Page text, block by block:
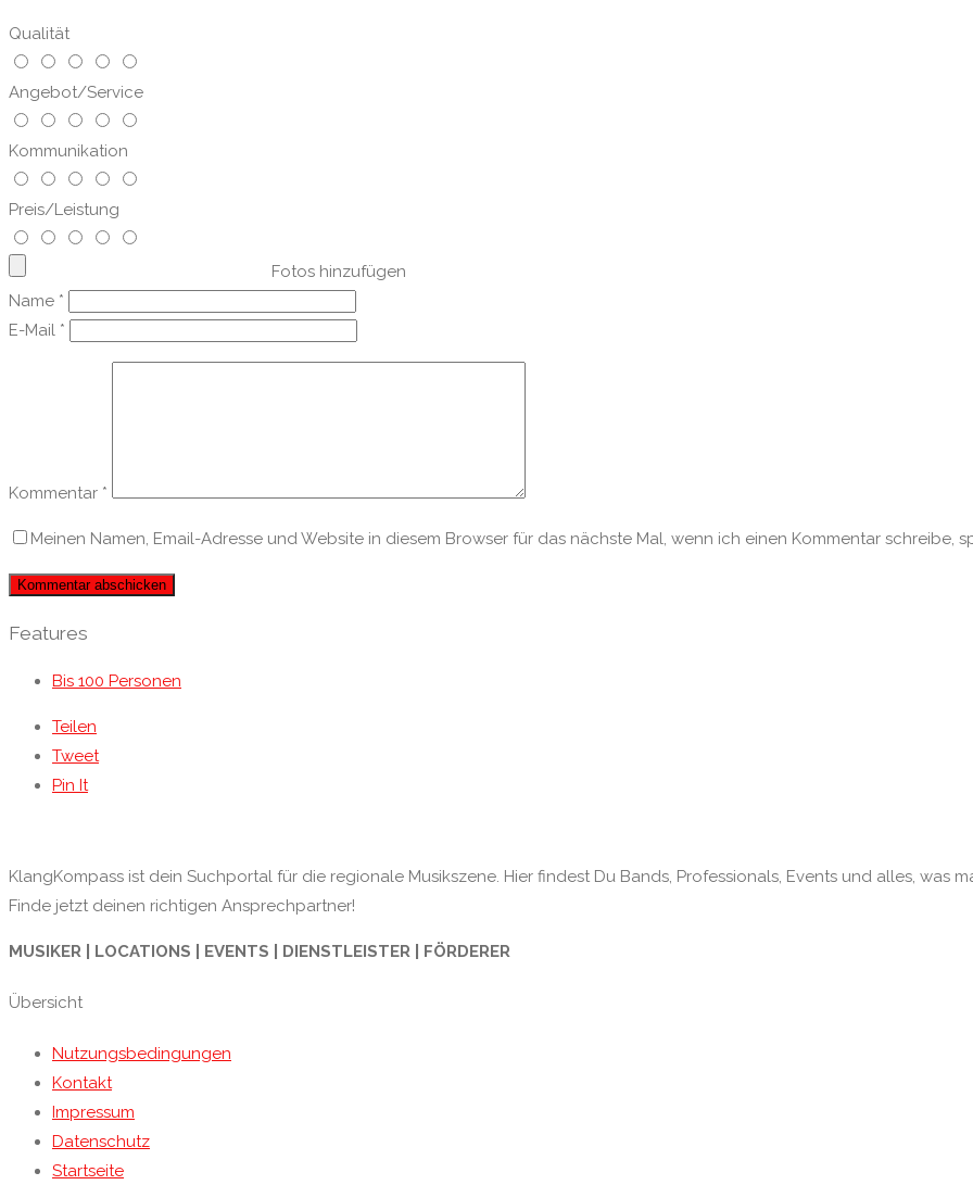
Qualität
Angebot/Service
Kommunikation
Preis/Leistung
Fotos hinzufügen
Name *
E-Mail *
Kommentar *
Meinen Namen, Email-Adresse und Website in diesem Browser für das nächste Mal, wenn ich einen Kommentar schreibe,
Features
Bis 100 Personen
Teilen
Tweet
Pin It
KlangKompass ist dein Suchportal für die regionale Musikszene. Hier findest Du Bands, Professionals, Events und alles, was
Finde jetzt deinen richtigen Ansprechpartner!
MUSIKER | LOCATIONS | EVENTS | DIENSTLEISTER | FÖRDERER
Übersicht
Nutzungsbedingungen
Kontakt
Impressum
Datenschutz
Startseite